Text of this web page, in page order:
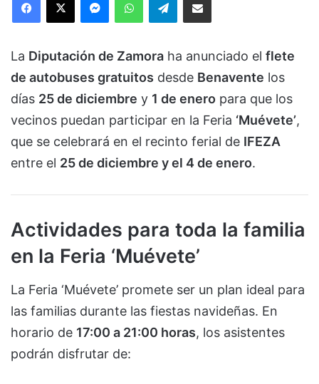
La Diputación de Zamora ha anunciado el flete
de autobuses gratuitos desde Benavente los
días 25 de diciembre y 1 de enero para que los
vecinos puedan participar en la Feria ‘Muévete’,
que se celebrará en el recinto ferial de IFEZA
entre el 25 de diciembre y el 4 de enero.
Actividades para toda la familia
en la Feria ‘Muévete’
La Feria ‘Muévete’ promete ser un plan ideal para
las familias durante las fiestas navideñas. En
horario de 17:00 a 21:00 horas, los asistentes
podrán disfrutar de: